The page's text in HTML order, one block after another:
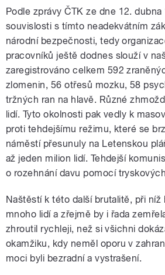
Podle zprávy ČTK ze dne 12.
souvislosti s tímto neadekvátním
národní bezpečnosti, tedy
pracovníků ještě dodnes slouží v
zaregistrováno celkem 592
zlomenin, 56 otřesů mozku, 58
tržných ran na hlavě. Různé
lidí. Tyto okolnosti pak vedly k
proti tehdejšímu režimu, které se
náměstí přesunuly na Letenskou
až jeden milion lidí. Tehdejší
o rozehnání davu pomocí
Naštěstí k této další brutalitě, při
mnoho lidí a zřejmě by i řada
zhroutil rychleji, než si všichni
okamžiku, kdy neměl oporu v
moci byli bezradní a vystrašení.